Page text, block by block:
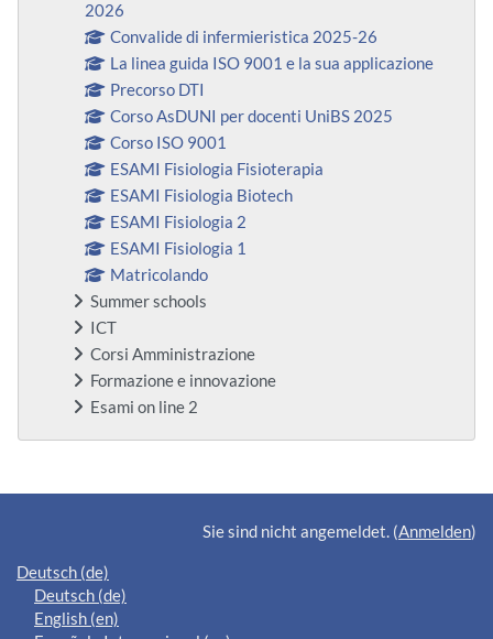
2026
Convalide di infermieristica 2025-26
La linea guida ISO 9001 e la sua applicazione
Precorso DTI
Corso AsDUNI per docenti UniBS 2025
Corso ISO 9001
ESAMI Fisiologia Fisioterapia
ESAMI Fisiologia Biotech
ESAMI Fisiologia 2
ESAMI Fisiologia 1
Matricolando
Summer schools
ICT
Corsi Amministrazione
Formazione e innovazione
Esami on line 2
Ergänzungsblöcke
Sie sind nicht angemeldet. (Anmelden)
Deutsch ‎(de)‎
Deutsch ‎(de)‎
English ‎(en)‎